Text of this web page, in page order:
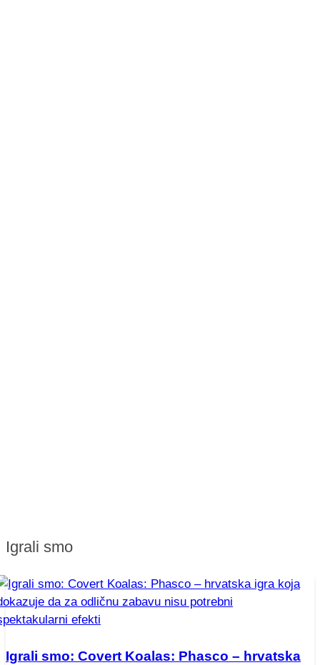
Igrali smo
Igrali smo: Covert Koalas: Phasco – hrvatska